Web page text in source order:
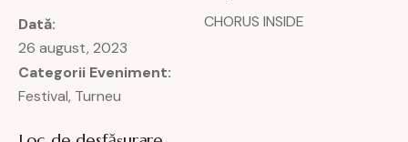
Dată:
26 august, 2023
Categorii Eveniment:
Festival, Turneu
CHORUS INSIDE